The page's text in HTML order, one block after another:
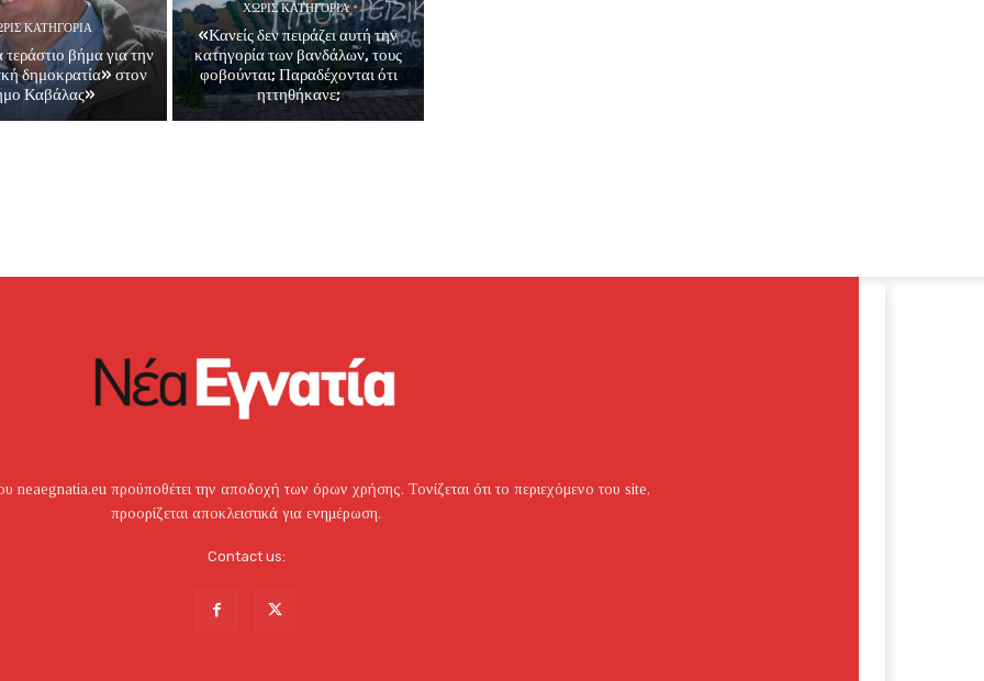
ΚΑΤΗΓΟΡΊΑ
τεράστιο βήμα για την
δημοκρατία» στον
Καβάλας»
ΧΩΡΊΣ ΚΑΤΗΓΟΡΊΑ
«Κανείς δεν πειράζει αυτή την
κατηγορία των βανδάλων, τους
φοβούνται; Παραδέχονται ότι
ηττηθήκανε;
neaegnatia.eu προϋποθέτει την αποδοχή των όρων χρήσης. Τονίζεται ότι το περιεχόμενο του site,
προορίζεται αποκλειστικά για ενημέρωση.
Contact us: